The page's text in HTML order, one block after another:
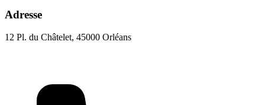
Adresse
12 Pl. du Châtelet, 45000 Orléans